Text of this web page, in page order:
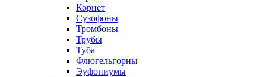
Корнет
Сузофоны
Тромбоны
Трубы
Туба
Флюгельгорны
Эуфониумы